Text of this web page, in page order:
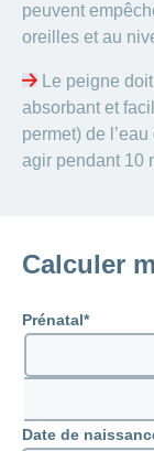
peuvent
oreilles et au
Le peigne
absorbant et
permet) de
agir pendant 10
Calculer
Prénatal
Date de